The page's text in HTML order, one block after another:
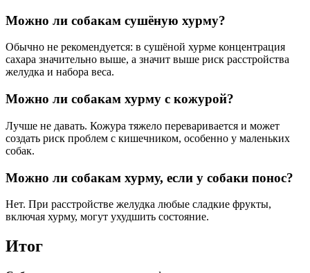
Можно ли собакам сушёную хурму?
Обычно не рекомендуется: в сушёной хурме концентрация
сахара значительно выше, а значит выше риск расстройства
желудка и набора веса.
Можно ли собакам хурму с кожурой?
Лучше не давать. Кожура тяжело переваривается и может
создать риск проблем с кишечником, особенно у маленьких
собак.
Можно ли собакам хурму, если у собаки понос?
Нет. При расстройстве желудка любые сладкие фрукты,
включая хурму, могут ухудшить состояние.
Итог